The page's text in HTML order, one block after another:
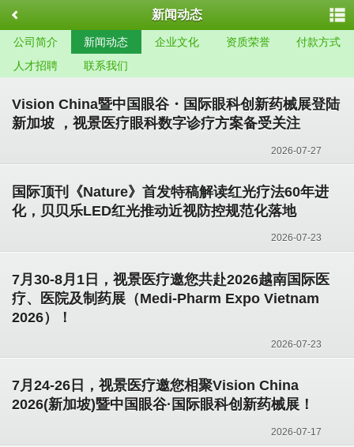
新闻动态
公司简介 新闻动态 企业文化 资质荣誉
付款方式
人才招聘
联系我们
2026-07-27
Vision China暨中国眼谷・国际眼科创新药械展登陆
新加坡 ，视景医疗眼科数字诊疗方案备受关注
2026-07-23
国际顶刊《Nature》首发特稿解读红光疗法60年进
化，贝贝乐LED红光推动近视防控规范化落地
2026-07-23
7月30-8月1日，视景医疗邀您共赴2026越南国际医
疗、医院及制药展（Medi-Pharm Expo Vietnam
2026）！
2026-07-17
7月24-26日，视景医疗邀您相聚Vision China
2026(新加坡)暨中国眼谷·国际眼科创新药械展！